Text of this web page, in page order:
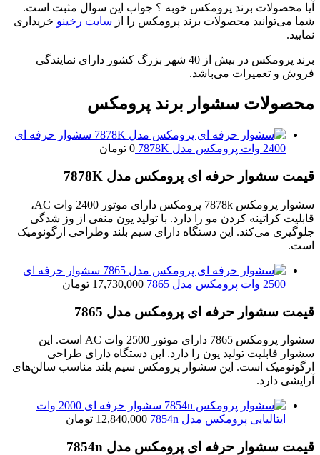
آیا محصولات برند پرومکس خوبه ؟ جواب این سوال مثبت است.
شما می‌توانید محصولات برند پرومکس را از سایت رخینو خریداری
نمایید.
برند پرومکس در بیش از 40 شهر بزرگ کشور دارای نمایندگی
فروش و تعمیرات می‌باشد.
محصولات سشوار برند پرومکس
سشوار حرفه‌ ای
2400 وات پرومکس مدل 7878K
0 تومان
قیمت سشوار حرفه‌ ای پرومکس مدل 7878K
سشوار پرومکس 7878k پرومکس دارای موتور 2400 وات AC،
قابلیت کراتینه کردن مو را دارد. با تولید یون منفی از وز شدگی
جلوگیری می‌کند. این دستگاه دارای سیم بلند وطراحی ارگونومیک
است.
سشوار حرفه‌ ای
2500 وات پرومکس مدل 7865
17,730,000 تومان
قیمت سشوار حرفه‌ ای پرومکس مدل 7865
سشوار پرومکس 7865 دارای موتور 2500 وات AC است. این
سشوار قابلیت تولید یون را دارد. این دستگاه دارای طراحی
ارگونومیک است. این سشوار پرومکس سیم بلند مناسب سالن‌های
آرایشی دارد.
سشوار حرفه‌ ای 2000 وات
ایتالیایی پرومکس مدل 7854n
12,840,000 تومان
قیمت سشوار حرفه‌ ای پرومکس مدل 7854n